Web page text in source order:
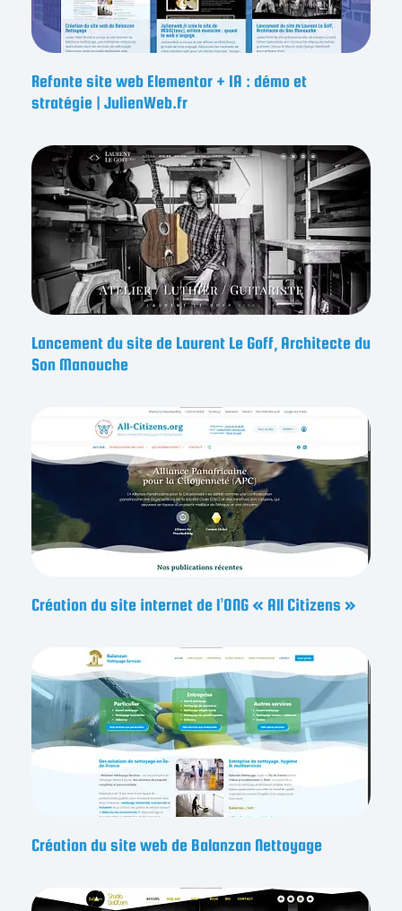
Refonte site web Elementor + IA : démo et
stratégie | JulienWeb.fr
Lancement du site de Laurent Le Goff, Architecte du
Son Manouche
Création du site internet de l’ONG « All Citizens »
Création du site web de Balanzan Nettoyage